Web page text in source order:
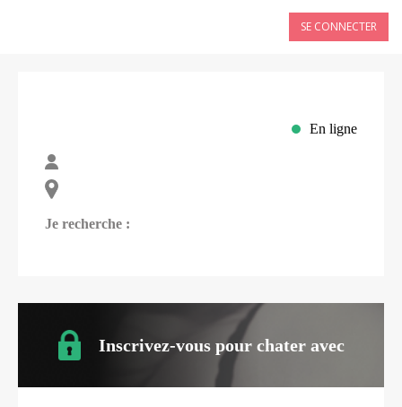
SE CONNECTER
En ligne
Je recherche :
Inscrivez-vous pour chater avec